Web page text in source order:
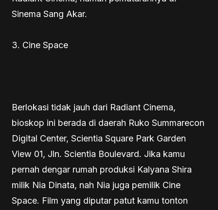
Sinema Sang Akar.
3. Cine Space
Berlokasi tidak jauh dari Radiant Cinema,
bioskop ini berada di daerah Ruko Summarecon
Digital Center, Scientia Square Park Garden
View 01, Jln. Scientia Boulevard. Jika kamu
pernah dengar rumah produksi Kalyana Shira
milik Nia Dinata, nah Nia juga pemilik Cine
Space. Film yang diputar patut kamu tonton